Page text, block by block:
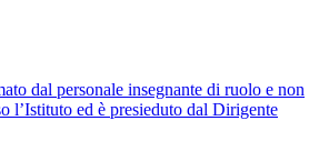
dal personale insegnante di ruolo e non
l’Istituto ed è presieduto dal Dirigente